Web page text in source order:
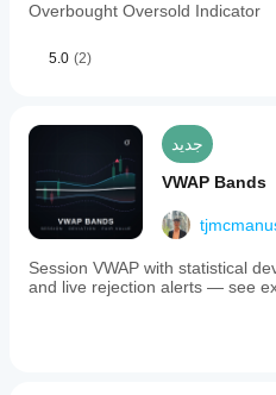
Overbought Oversold Indicator
5.0 (2)
جديد
VWAP Bands
Session VWAP with statistical
and live rejection alerts — see